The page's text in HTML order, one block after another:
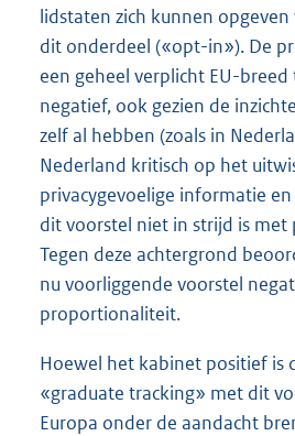
lidstaten zich kunnen
dit onderdeel («opt-in»). De
een geheel verplicht EU-
negatief, ook gezien de
zelf al hebben (zoals in
Nederland kritisch op het
privacygevoelige informatie
dit voorstel niet in strijd is met
Tegen deze achtergrond
nu voorliggende voorstel
proportionaliteit.
Hoewel het kabinet positief is
«graduate tracking» met dit
Europa onder de aandacht